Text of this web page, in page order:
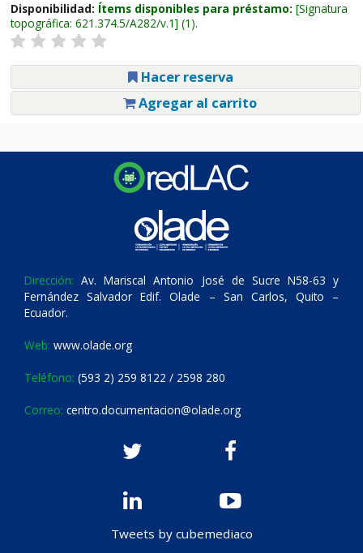
Disponibilidad: Ítems disponibles para préstamo: Signatura
topográfica: 621.374.5/A282/v.1 (1).
Hacer reserva
Agregar al carrito
Dirección: Av. Mariscal Antonio José de Sucre N58-63 y
Fernández Salvador Edif. Olade – San Carlos, Quito –
Ecuador.
Web: www.olade.org
Teléfono: (593 2) 259 8122 / 2598 280
Correo: centro.documentacion@olade.org
Tweets by cubemediaco